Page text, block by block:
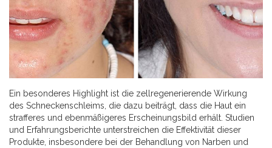
Ein besonderes Highlight ist die zellregenerierende Wirkung
des Schneckenschleims, die dazu beiträgt, dass die Haut ein
strafferes und ebenmäßigeres Erscheinungsbild erhält. Studien
und Erfahrungsberichte unterstreichen die Effektivität dieser
Produkte, insbesondere bei der Behandlung von Narben und